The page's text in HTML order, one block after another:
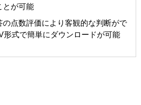
とが可能
の点数評価により客観的な判断がで
形式で簡単にダウンロードが可能